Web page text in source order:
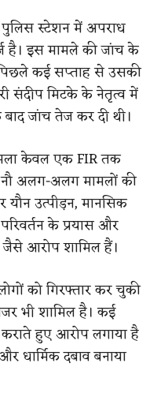
स्टेशन में अपराध
है। इस मामले की जांच के
कई सप्ताह से उसकी
संदीप मिटके के नेतृत्व में
जांच तेज कर दी थी।
केवल एक FIR तक
अलग-अलग मामलों की
यौन उत्पीड़न, मानसिक
के प्रयास और
आरोप शामिल हैं।
को गिरफ्तार कर चुकी
भी शामिल है। कई
कराते हुए आरोप लगाया है
धार्मिक दबाव बनाया